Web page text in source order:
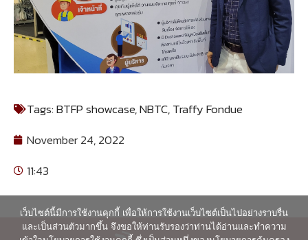
Tags:BTFP showcase,NBTC,Traffy Fondue
November 24, 2022
11:43
เว็บไซต์นี้มีการใช้งานคุกกี้ เพื่อให้การใช้งานเว็บไซต์เป็นไปอย่างราบรื่น
และเป็นส่วนตัวมากขึ้น จึงขอให้ท่านรับรองว่าท่านได้อ่านและทำความ